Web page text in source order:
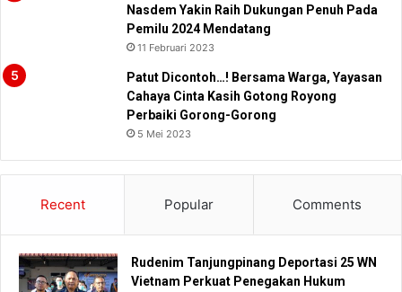
Nasdem Yakin Raih Dukungan Penuh Pada
Pemilu 2024 Mendatang
11 Februari 2023
Patut Dicontoh…! Bersama Warga, Yayasan
Cahaya Cinta Kasih Gotong Royong
Perbaiki Gorong-Gorong
5 Mei 2023
Recent Popular Comments
Rudenim Tanjungpinang Deportasi 25 WN
Vietnam Perkuat Penegakan Hukum